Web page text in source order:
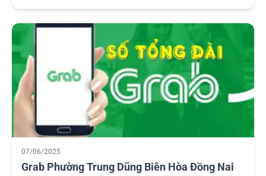
07/06/2025
Grab Phường Trung Dũng Biên Hòa Đồng Nai